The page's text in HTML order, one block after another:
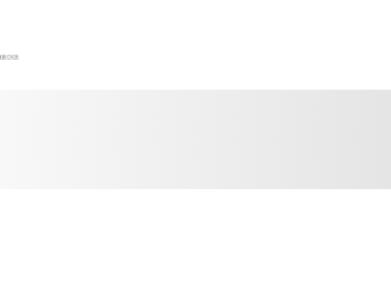
delle tue scelte sui cookie